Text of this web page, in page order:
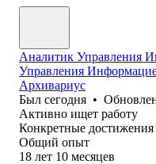
Аналитик Управления
Управления
Архивариус
Был сегодня •
Активно ищет работу
Конкретные достижения
Общий опыт
18 лет 10 месяцев